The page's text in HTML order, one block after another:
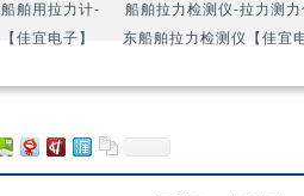
舶用拉力计-
佳宜电子】
船舶拉力检测仪-拉力测
东船舶拉力检测仪【佳宜